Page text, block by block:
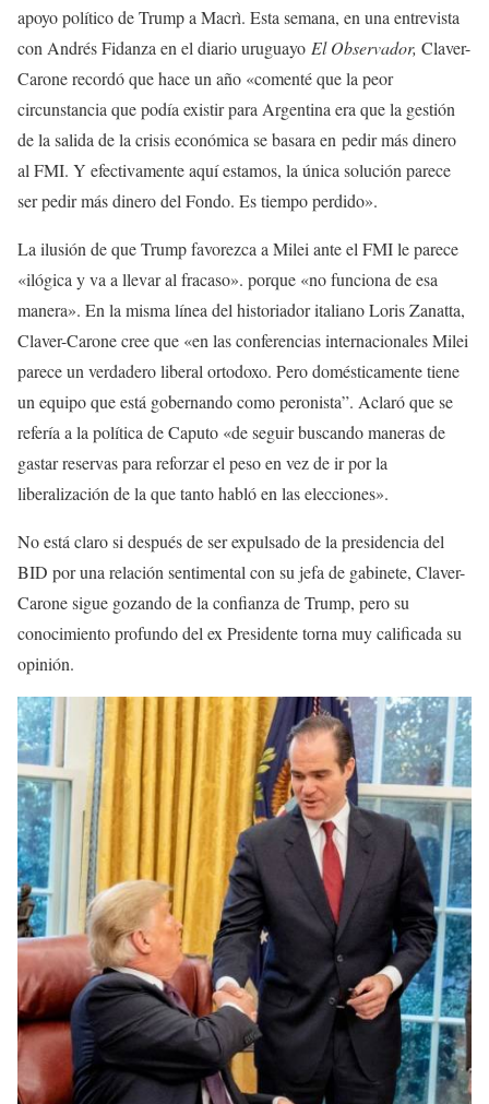
apoyo político de Trump a Macrì. Esta semana, en una entrevista
con Andrés Fidanza en el diario uruguayo El Observador, Claver-
Carone recordó que hace un año «comenté que la peor
circunstancia que podía existir para Argentina era que la gestión
de la salida de la crisis económica se basara en pedir más dinero
al FMI. Y efectivamente aquí estamos, la única solución parece
ser pedir más dinero del Fondo. Es tiempo perdido».
La ilusión de que Trump favorezca a Milei ante el FMI le parece
«ilógica y va a llevar al fracaso». porque «no funciona de esa
manera». En la misma línea del historiador italiano Loris Zanatta,
Claver-Carone cree que «en las conferencias internacionales Milei
parece un verdadero liberal ortodoxo. Pero domésticamente tiene
un equipo que está gobernando como peronista”. Aclaró que se
refería a la política de Caputo «de seguir buscando maneras de
gastar reservas para reforzar el peso en vez de ir por la
liberalización de la que tanto habló en las elecciones».
No está claro si después de ser expulsado de la presidencia del
BID por una relación sentimental con su jefa de gabinete, Claver-
Carone sigue gozando de la confianza de Trump, pero su
conocimiento profundo del ex Presidente torna muy calificada su
opinión.